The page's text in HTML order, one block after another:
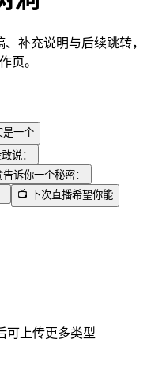
补充说明与后续跳转，
页。
是一个
说：
诉你一个秘密：
📺 下次直播希望你能
可上传更多类型